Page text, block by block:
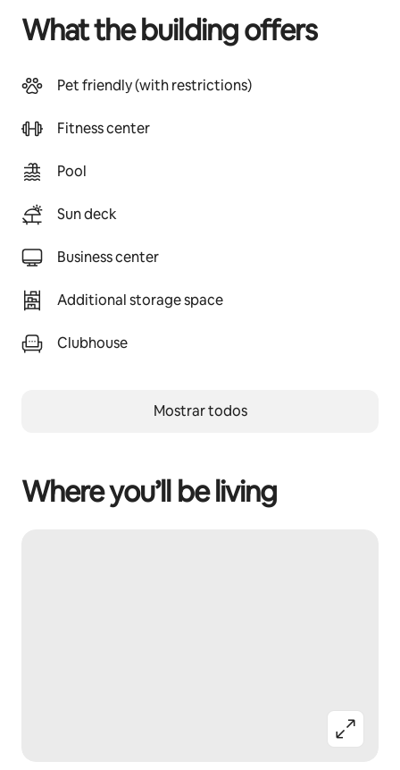
What the building offers
Pet friendly (with restrictions)
Fitness center
Pool
Sun deck
Business center
Additional storage space
Clubhouse
Mostrar todos
Where you’ll be living